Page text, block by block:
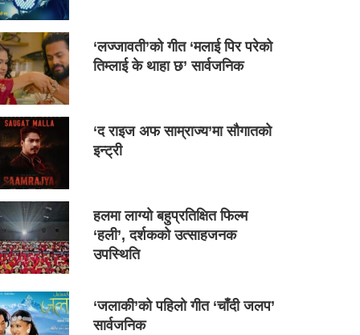
‘लज्जावती’को गीत ‘मलाई पिर परेको
तिम्लाई के थाहा छ’ सार्वजनिक
‘द राइज अफ साम्राज्य’मा सौगातको
इन्ट्री
हलमा लाग्यो बहुप्रतिक्षित फिल्म
‘हली’, दर्शकको उत्साहजनक
उपस्थिति
‘जलाकी’को पहिलो गीत ‘चाँदी जलप’
सार्वजनिक